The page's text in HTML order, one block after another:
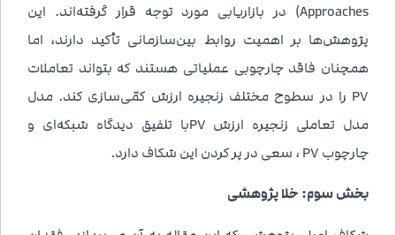
Approaches) در بازاریابی مورد توجه قرار گرفته‌اند. این
پژوهش‌ها بر اهمیت روابط بین‌سازمانی تأکید دارند، اما
همچنان فاقد چارچوبی عملیاتی هستند که بتواند تعاملات
P7 را در سطوح مختلف زنجیره ارزش کمّی‌سازی کند. مدل
مدل تعاملی زنجیره ارزش P7با تلفیق دیدگاه شبکه‌ای و
چارچوب P7 ، سعی در پر کردن این شکاف دارد.
بخش سوم: خلا پژوهشی